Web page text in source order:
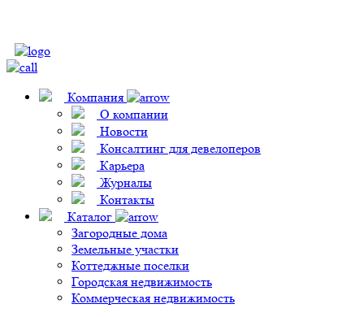
Компания
О компании
Новости
Консалтинг для девелоперов
Карьера
Журналы
Контакты
Каталог
Загородные дома
Земельные участки
Коттеджные поселки
Городская недвижимость
Коммерческая недвижимость